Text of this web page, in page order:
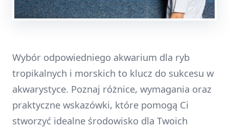
Wybór odpowiedniego akwarium dla ryb
tropikalnych i morskich to klucz do sukcesu w
akwarystyce. Poznaj różnice, wymagania oraz
praktyczne wskazówki, które pomogą Ci
stworzyć idealne środowisko dla Twoich